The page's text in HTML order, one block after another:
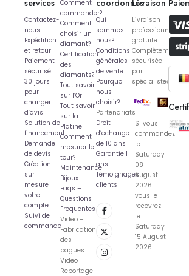
services
Contactez-
nous
Expédition
et retour
Paiement
sécurisé
30 jours
pour
changer
d’avis
Solution de
financement
Demande
de devis
Création
sur
mesure
votre
compte
Suivi de
commande
Comment
commander?
Comment
choisir un
diamant?
Certification
des
diamants?
Tout savoir
sur l’Or
Tout savoir
sur la
Platine
Comment
mesurer le
tour?
Maintenance
Bijoux
Faqs –
Questions
Frequentes
Video –
Fabrication
des
bagues
Video
Reportage
coordonnés
Qui
sommes –
nous?
Conditions
générales
de vente
Pourquoi
nous
choisir?
Partenariats
Droit
d’echange
de 10 ans
Garantie 1
ans
Témoignages
clients
Livraison
Livraison
professionnelle
gratuite
Complètement
sécurisée
par
spécialistes
Si vous
commandez
le:
Saturday
08
August
2026
vous le
recevrez
le:
Saturday
15 August
2026